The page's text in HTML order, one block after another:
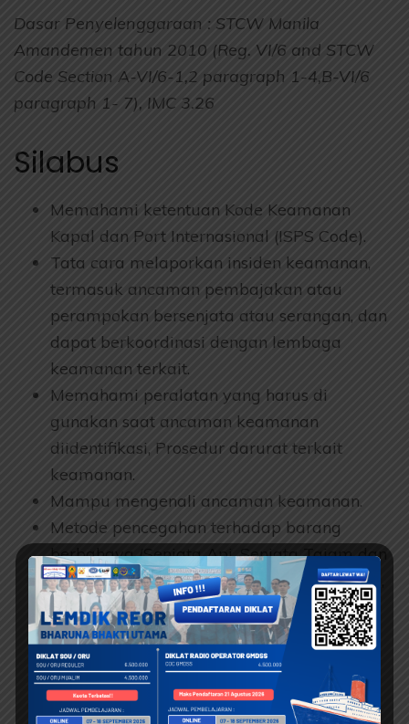
Dasar Penyelenggaraan : STCW Manila
Amandemen tahun 2010 (Reg. VI/6 and STCW
Code Section A-VI/6-1,2 paragraph 1-4,B-VI/6
paragraph 1- 7), IMC 3.26
Silabus
Memahami ketentuan Kode Keamanan
Kapal dan Port Internasional (ISPS Code).
Tata cara melaporkan insiden keamanan,
termasuk ancaman pembajakan atau
perampokan bersenjata atau serangan, dan
dapat berkoordinasi dengan lembaga
keamanan terkait.
Memahami peralatan yang harus di
gunakan saat ancaman keamanan
diidentifikasi, Prosedur darurat terkait
keamanan.
Mampu mengenali ancaman keamanan.
Metode pencegahan terhadap barang
berbahaya (Senjata Api, Senjata Tajam dan
Zat- zat kimia, serta Zat adektif (Narkoba)),
Etika dalam pemeriksaan.
Penerapan sistem dalam berbagai level
keamanan.
Perencanaan tanggap darurat dan
penjadwalan kegiatan pelatihan tanggap